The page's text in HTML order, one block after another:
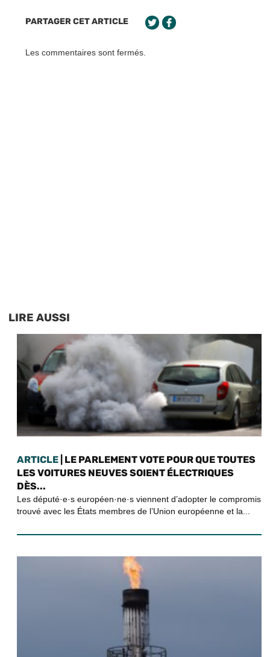
PARTAGER CET ARTICLE
Les commentaires sont fermés.
LIRE AUSSI
ARTICLE | LE PARLEMENT VOTE POUR QUE TOUTES
LES VOITURES NEUVES SOIENT ÉLECTRIQUES
DÈS...
Les député·e·s européen·ne·s viennent d’adopter le compromis
trouvé avec les États membres de l’Union européenne et la...